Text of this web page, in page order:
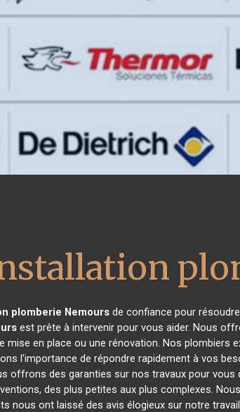
plomberie Nemoursde confiance pour
est prête à intervenir pour vous aider. Nous
mise en place ou une rénovation. Nos
l'importance de répondre rapidement à vos
des garanties sur nos travaux pour vous
des plus petites aux plus complexes.
nous ont laissé des avis élogieux sur notre